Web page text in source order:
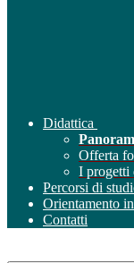
Didattica
Offerta
I progetti
Percorsi di
Orientamento
Contatti